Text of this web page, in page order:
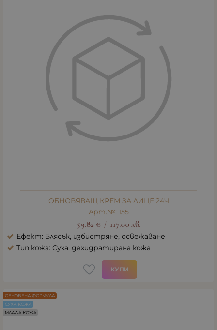
ОБНОВЯВАЩ КРЕМ ЗА ЛИЦЕ 24Ч
Арт.№: 155
59.82 € / 117.00лв.
Ефект: Блясък, избистряне, освежаване
Тип кожа: Суха, дехидратирана кожа
КУПИ
ОБНОВЕНА ФОРМУЛА
СУХА КОЖА
МЛАДА КОЖА